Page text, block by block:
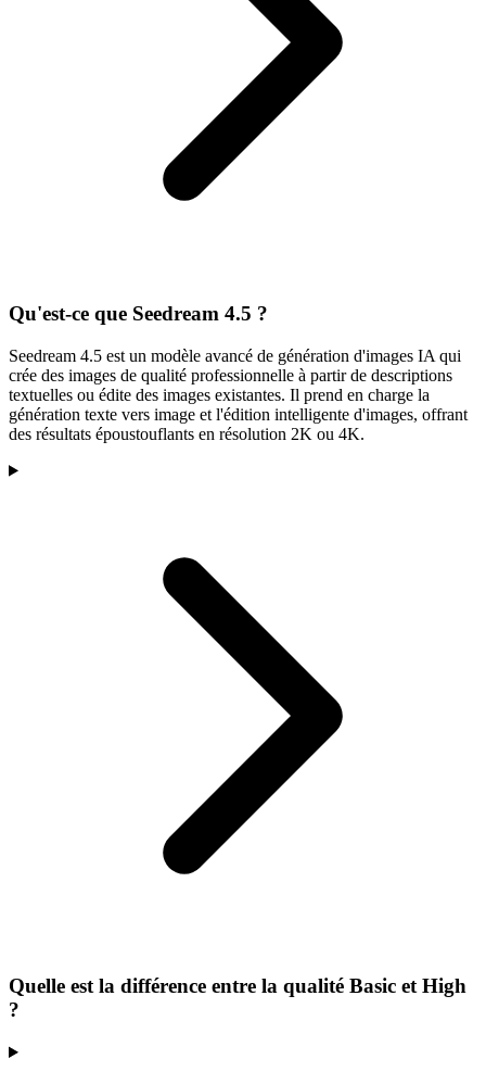
Qu'est-ce que Seedream 4.5 ?
Seedream 4.5 est un modèle avancé de génération d'images IA qui
crée des images de qualité professionnelle à partir de descriptions
textuelles ou édite des images existantes. Il prend en charge la
génération texte vers image et l'édition intelligente d'images, offrant
des résultats époustouflants en résolution 2K ou 4K.
Quelle est la différence entre la qualité Basic et High
?